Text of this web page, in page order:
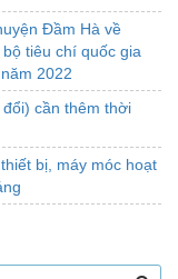
Đầm Hà về
tiêu chí quốc gia
2022
cần thêm thời
bị, máy móc hoạt